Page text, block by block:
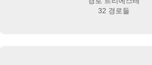
32 경로들